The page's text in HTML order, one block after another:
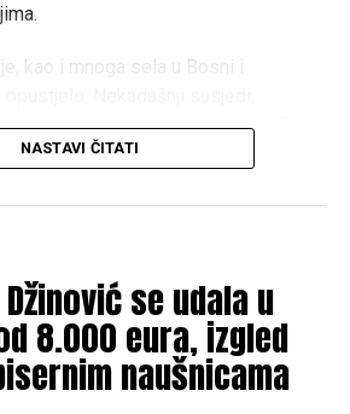
kao i mnoga sela u Bosni i
su prodavati kuće i imanja. Tada
odluku: prodao je kuću u Njemačkoj i
danas je ponovno u jednim rukama,
oživi”, priča Pero, pokazujući
je kao dječak čuvao krave.
NASTAVI ČITATI
Džinović se udala u
8.000 eura, izgled
naušnicama